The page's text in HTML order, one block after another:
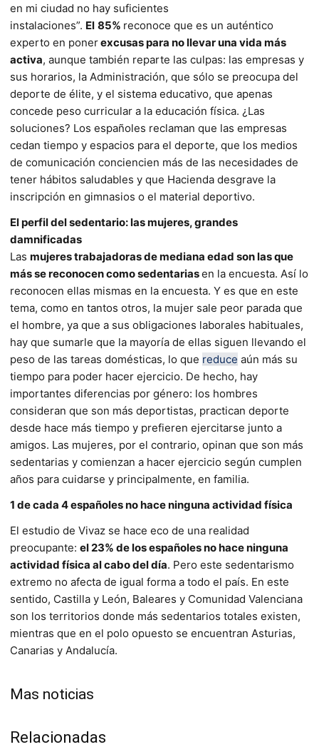
en mi ciudad no hay suficientes
instalaciones”. El 85% reconoce que es un auténtico
experto en ponerexcusas para no llevar una vida más
activa, aunque también reparte las culpas: las empresas y
sus horarios, la Administración, que sólo se preocupa del
deporte de élite, y el sistema educativo, que apenas
concede peso curricular a la educación física. ¿Las
soluciones? Los españoles reclaman que las empresas
cedan tiempo y espacios para el deporte, que los medios
de comunicación conciencien más de las necesidades de
tener hábitos saludables y que Hacienda desgrave la
inscripción en gimnasios o el material deportivo.
El perfil del sedentario: las mujeres, grandes
damnificadas
Las mujeres trabajadoras de mediana edad son las que
más se reconocen como sedentariasen la encuesta. Así lo
reconocen ellas mismas en la encuesta. Y es que en este
tema, como en tantos otros, la mujer sale peor parada que
el hombre, ya que a sus obligaciones laborales habituales,
hay que sumarle que la mayoría de ellas siguen llevando el
peso de las tareas domésticas, lo que reduce aún más su
tiempo para poder hacer ejercicio. De hecho, hay
importantes diferencias por género: los hombres
consideran que son más deportistas, practican deporte
desde hace más tiempo y prefieren ejercitarse junto a
amigos. Las mujeres, por el contrario, opinan que son más
sedentarias y comienzan a hacer ejercicio según cumplen
años para cuidarse y principalmente, en familia.
1 de cada 4 españoles no hace ninguna actividad física
El estudio de Vivaz se hace eco de una realidad
preocupante: el 23% de los españoles no hace ninguna
actividad física al cabo del día. Pero este sedentarismo
extremo no afecta de igual forma a todo el país. En este
sentido, Castilla y León, Baleares y Comunidad Valenciana
son los territorios donde más sedentarios totales existen,
mientras que en el polo opuesto se encuentran Asturias,
Canarias y Andalucía.
Mas noticias
Relacionadas